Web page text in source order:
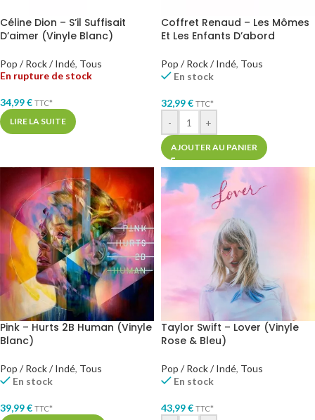
Céline Dion – S’il Suffisait
D’aimer (Vinyle Blanc)
Pop / Rock / Indé, Tous
En rupture de stock
34,99€ TTC*
LIRE LA SUITE
Coffret Renaud – Les Mômes
Et Les Enfants D’abord
Pop / Rock / Indé, Tous
En stock
32,99€ TTC*
- +
AJOUTER AU PANIER
Pink – Hurts 2B Human (Vinyle
Blanc)
Pop / Rock / Indé, Tous
En stock
39,99€ TTC*
Taylor Swift – Lover (Vinyle
Rose & Bleu)
Pop / Rock / Indé, Tous
En stock
43,99€ TTC*